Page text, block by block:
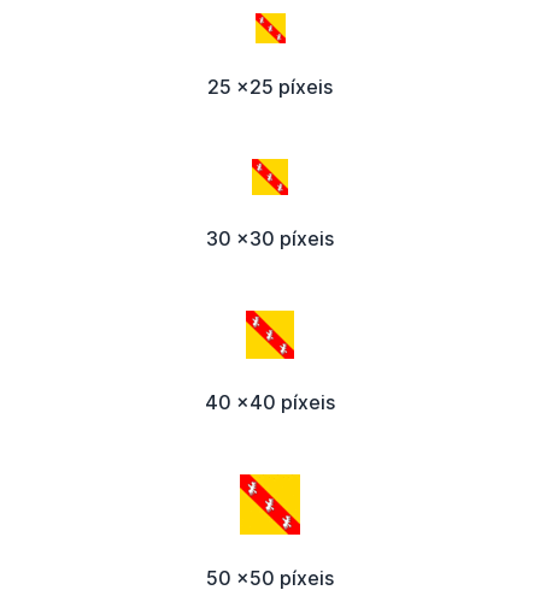
25 x25 píxeis
30 x30 píxeis
40 x40 píxeis
50 x50 píxeis